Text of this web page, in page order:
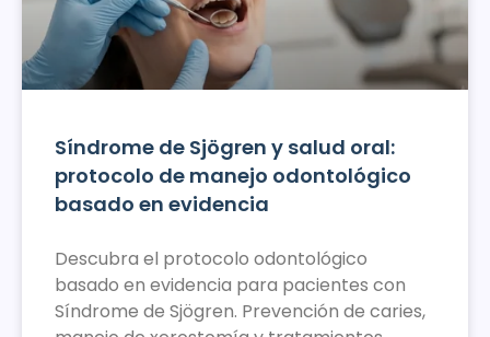
Síndrome de Sjögren y salud oral:
protocolo de manejo odontológico
basado en evidencia
Descubra el protocolo odontológico
basado en evidencia para pacientes con
Síndrome de Sjögren. Prevención de caries,